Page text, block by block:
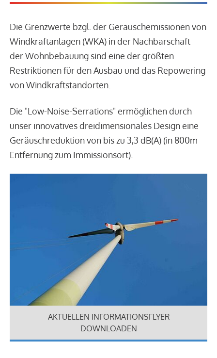
Die Grenzwerte bzgl. der Geräuschemissionen von
Windkraftanlagen (WKA) in der Nachbarschaft
der Wohnbebauung sind eine der größten
Restriktionen für den Ausbau und das Repowering
von Windkraftstandorten.
Die "Low-Noise-Serrations" ermöglichen durch
unser innovatives dreidimensionales Design eine
Geräuschreduktion von bis zu 3,3 dB(A) (in 800m
Entfernung zum Immissionsort).
AKTUELLEN INFORMATIONSFLYER
DOWNLOADEN